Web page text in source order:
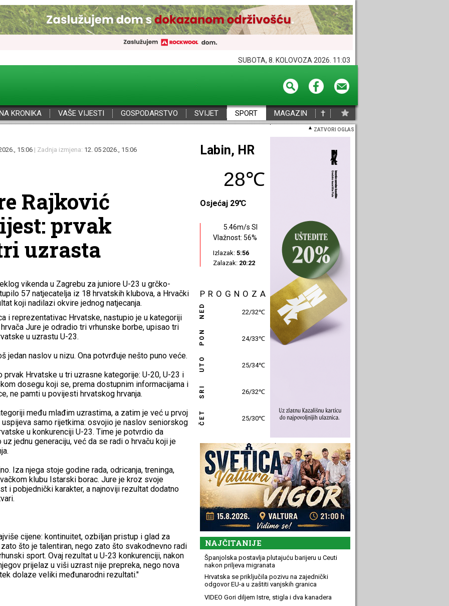
SUBOTA, 8. KOLOVOZA 2026. 11:03
KRONIKA VAŠE VIJESTI GOSPODARSTVO SVIJET SPORT MAGAZIN †
ZATVORI OGLAS
15:06 | Zadnja izmjena: 12. 05 2026., 15:06
Rajković
prvak
uzrasta
vikenda u Zagrebu za juniore U-23 u grčko-
57 natjecatelja iz 18 hrvatskih klubova, a Hrvački
koji nadilazi okvire jednog natjecanja.
i reprezentativac Hrvatske, nastupio je u kategoriji
Jure je odradio tri vrhunske borbe, upisao tri
u uzrastu U-23.
jedan naslov u nizu. Ona potvrđuje nešto puno veće.
Hrvatske u tri uzrasne kategorije: U-20, U-23 i
dosegu koji se, prema dostupnim informacijama i
ne pamti u povijesti hrvatskog hrvanja.
među mlađim uzrastima, a zatim je već u prvoj
samo rijetkima: osvojio je naslov seniorskog
u konkurenciji U-23. Time je potvrdio da
jednu generaciju, već da se radi o hrvaču koji je
Iza njega stoje godine rada, odricanja, treninga,
klubu Istarski borac. Jure je kroz svoje
i pobjednički karakter, a najnoviji rezultat dodatno
cijene: kontinuitet, ozbiljan pristup i glad za
što je talentiran, nego zato što svakodnevno radi
sport. Ovaj rezultat u U-23 konkurenciji, nakon
prijelaz u viši uzrast nije prepreka, nego nova
dolaze veliki međunarodni rezultati."
Poreč, HR
31℃
Osjećaj 31℃
2.26m/s JZ
Vlažnost: 43%
Izlazak: 5:58
Zalazak: 20:24
PROGNOZA
NED 25/30℃
PON 26/31℃
UTO 26/32℃
SRI 27/31℃
ČET 26/31℃
NAJČITANIJE
Španjolska postavlja plutajuću barijeru u Ceuti
nakon priljeva migranata
Hrvatska se priključila pozivu na zajednički
odgovor EU-a u zaštiti vanjskih granica
VIDEO Gori diljem Istre, stigla i dva kanadera